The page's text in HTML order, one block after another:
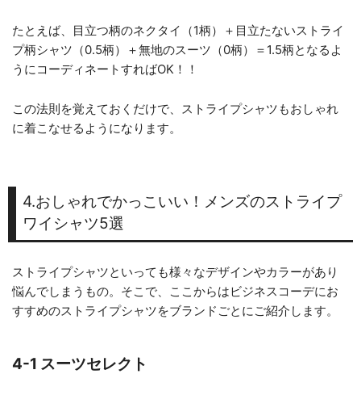
たとえば、目立つ柄のネクタイ（1柄）＋目立たないストライ
プ柄シャツ（0.5柄）＋無地のスーツ（0柄）＝1.5柄となるよ
うにコーディネートすればOK！！
この法則を覚えておくだけで、ストライプシャツもおしゃれ
に着こなせるようになります。
4.おしゃれでかっこいい！メンズのストライプ
ワイシャツ5選
ストライプシャツといっても様々なデザインやカラーがあり
悩んでしまうもの。そこで、ここからはビジネスコーデにお
すすめのストライプシャツをブランドごとにご紹介します。
4-1 スーツセレクト